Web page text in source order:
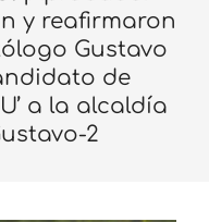
y reafirmaron
Gustavo
de
a la alcaldía
2